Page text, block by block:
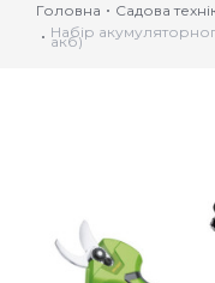
Головна Садова
Набір
акб)